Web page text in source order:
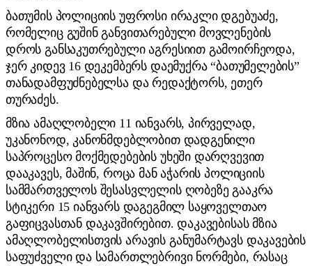
ბათუმის პოლიციის უფროსი ირაკლი დგებუაძე,
რომელიც გუშინ განვითარებული მოვლენების
დროს განსაკუთრებული აგრესიით გამოირჩეოდა,
ჯერ კიდევ 16 დეკემბერს დაემუქრა “ბათუმელების”
თანადამფუძნებელსა და რედაქტორს, ეთერ
თურაძეს.
მზია ამაღლობელი 11 იანვარს, პირველად,
უკანონოდ, კანონმდებლობით დადგენილი
საპროცესო მოქმედებების უხეში დარღვევით
დააკავეს, მაშინ, როცა მან აჭარის პოლიციის
სამმართველოს შესასვლელის ღობეზე გააკრა
სტიკერი 15 იანვარს დაგეგმილ საყოველთაო
გაფიცვასთან დაკავშირებით. დაკავებისას მზია
ამაღლობელისთვის არავის განუმარტავს დაკავების
საფუძველი და სამართლებრივი ნორმები, რასაც